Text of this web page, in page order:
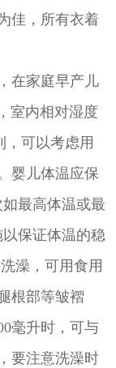
佳，所有衣着
在家庭早产儿
室内相对湿度
，可以考虑用
婴儿体温应保
最高体温或最
保证体温的稳
澡，可用食用
根部等皱褶
毫升时，可与
要注意洗澡时